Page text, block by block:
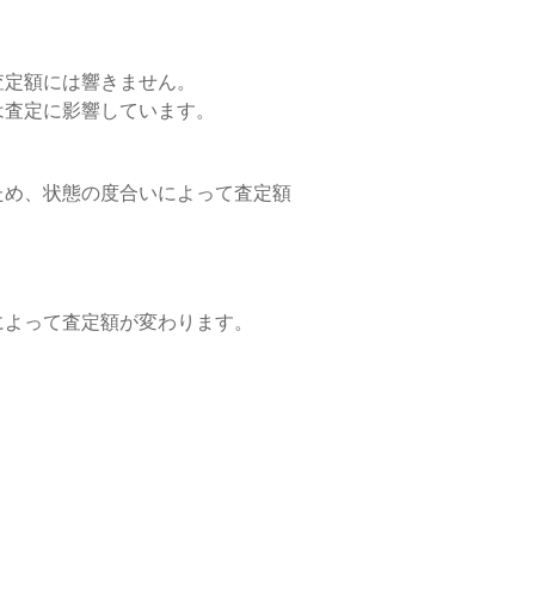
額には響きません。
定に影響しています。
、状態の度合いによって査定額
って査定額が変わります。